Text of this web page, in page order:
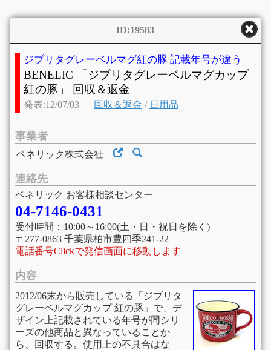
ID:19583
ジブリタグレーベルマグ紅の豚 記載年号が違う
BENELIC 「ジブリタグレーベルマグカップ
紅の豚」 回収＆返金
発表:12/07/03 回収＆返金 / 日用品
事業者
ベネリック株式会社
連絡先
ベネリック お客様相談センター
04-7146-0431
受付時間：10:00～16:00(土・日・祝日を除く)
〒277-0863 千葉県柏市豊四季241-22
電話番号Clickで発信画面に移動します
内容
2012/06末から販売している「ジブリタ
グレーベルマグカップ 紅の豚」で、デ
ザイン上記載されている年号が同シリ
ーズの他商品と異なっていることか
ら、回収する。使用上の不具合はな